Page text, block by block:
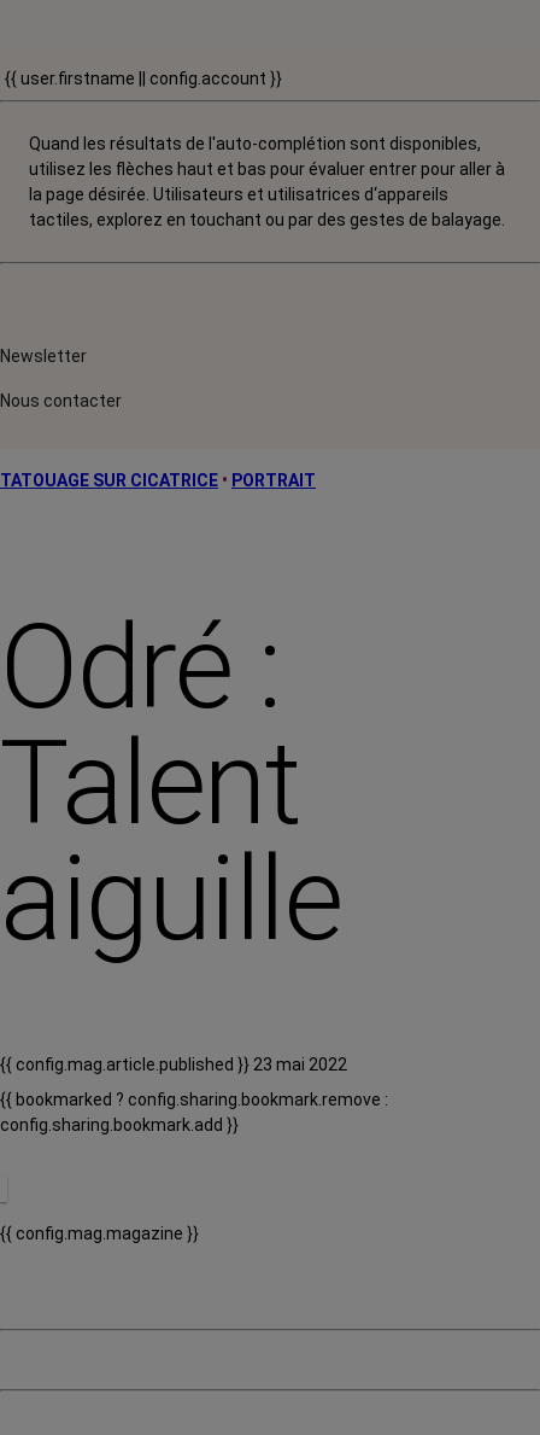
{{ user.firstname || config.account }}
Quand les résultats de l'auto-complétion sont disponibles,
utilisez les flèches haut et bas pour évaluer entrer pour aller à
la page désirée. Utilisateurs et utilisatrices d‘appareils
tactiles, explorez en touchant ou par des gestes de balayage.
Newsletter
Nous contacter
TATOUAGE SUR CICATRICE • PORTRAIT
Odré :
Talent
aiguille
{{ config.mag.article.published }} 23 mai 2022
{{ bookmarked ? config.sharing.bookmark.remove :
config.sharing.bookmark.add }}
{{ config.mag.magazine }}